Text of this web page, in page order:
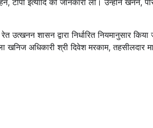
उत्खनन शासन द्वारा निर्धारित नियमानुसार
खनिज अधिकारी श्री दिवेश मरकाम,